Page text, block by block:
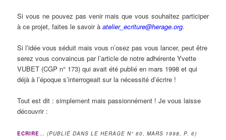
Si vous ne pouvez pas venir mais que vous souhaitez participer
à ce projet, faites le savoir àatelier_ecriture@herage.org.
Si l’idée vous séduit mais vous n’osez pas vous lancer, peut être
serez vous convaincus par l’article de notre adhérente Yvette
VUBET (CGP n° 173) qui avait été publié en mars 1998 et qui
déjà à l’époque s’interrogeait sur la nécessité d’écrire !
Tout est dit : simplement mais passionnément ! Je vous laisse
découvrir :
ECRIRE…(PUBLIÉ DANS LE HERAGE N° 60, MARS 1998, P. 6)